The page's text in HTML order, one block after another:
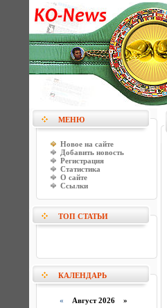
МЕНЮ
Новое на сайте
Добавить новость
Регистрация
Статистика
О сайте
Ссылки
ТОП СТАТЬИ
КАЛЕНДАРЬ
« Август 2026 »